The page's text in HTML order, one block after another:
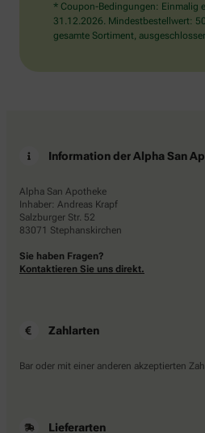
* Coupon-Bedingungen: Einmalig
31.12.2026. Mindestbestellwert:
gesamte Sortiment,
Information der Alpha San
Alpha San Apotheke
Inhaber: Andreas Krapf
Salzburger Str. 52
83071 Stephanskirchen
Sie haben Fragen?
Kontaktieren Sie uns direkt.
Zahlarten
Bar oder mit einer anderen akzeptierten
Lieferarten